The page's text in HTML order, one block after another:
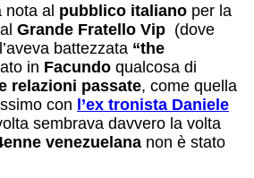
nota al pubblico italiano per la
Grande Fratello Vip (dove
l’aveva battezzata “the
in Facundo qualcosa di
relazioni passate, come quella
con l’ex tronista Daniele
sembrava davvero la volta
venezuelana non è stato